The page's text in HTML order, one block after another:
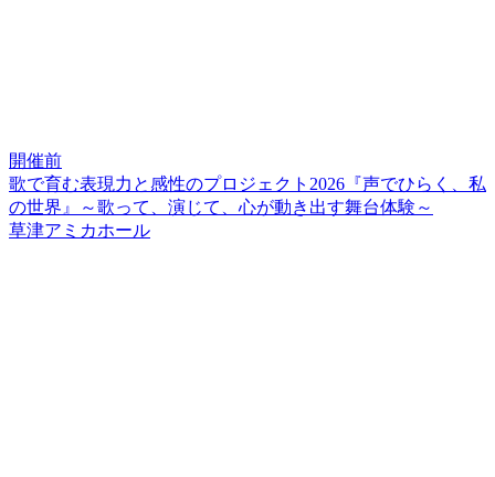
開催前
歌で育む表現力と感性のプロジェクト2026『声でひらく、私
の世界』～歌って、演じて、心が動き出す舞台体験～
草津アミカホール